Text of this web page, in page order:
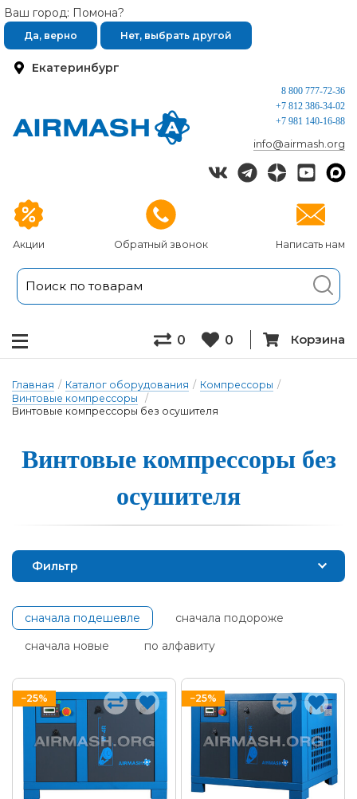
Екатеринбург
Ваш город: Помона?
Да, верно Нет, выбрать другой
Акции Обратный звонок Написать нам
8 800 777-72-36
+7 812 386-34-02
+7 981 140-16-88
info@airmash.org
0 0 Корзина
Главная / Каталог оборудования / Компрессоры /
Винтовые компрессоры
/
Винтовые компрессоры без осушителя
Винтовые ком­прес­со­ры без
о­су­ши­те­ля
Фильтр
сначала подешевле
сначала подороже
сначала новые
по алфавиту
−25% −25%